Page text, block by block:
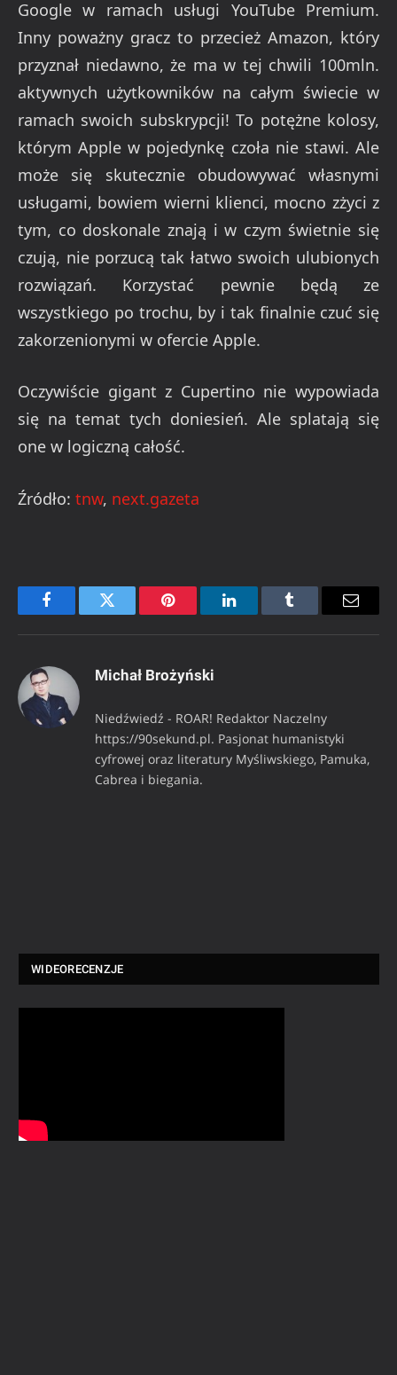
Google w ramach usługi YouTube Premium.
Inny poważny gracz to przecież Amazon, który
przyznał niedawno, że ma w tej chwili 100mln.
aktywnych użytkowników na całym świecie w
ramach swoich subskrypcji! To potężne kolosy,
którym Apple w pojedynkę czoła nie stawi. Ale
może się skutecznie obudowywać własnymi
usługami, bowiem wierni klienci, mocno zżyci z
tym, co doskonale znają i w czym świetnie się
czują, nie porzucą tak łatwo swoich ulubionych
rozwiązań. Korzystać pewnie będą ze
wszystkiego po trochu, by i tak finalnie czuć się
zakorzenionymi w ofercie Apple.
Oczywiście gigant z Cupertino nie wypowiada
się na temat tych doniesień. Ale splatają się
one w logiczną całość.
Źródło: tnw, next.gazeta
FacebookTwitter Pinterest LinkedInTumblr Email
Michał Brożyński
Niedźwiedź - ROAR! Redaktor Naczelny
https://90sekund.pl. Pasjonat humanistyki
cyfrowej oraz literatury Myśliwskiego, Pamuka,
Cabrea i biegania.
WIDEORECENZJE